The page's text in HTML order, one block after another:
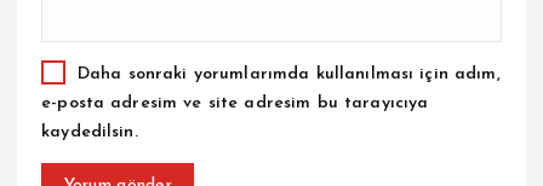
Daha sonraki yorumlarımda kullanılması için adım,
e-posta adresim ve site adresim bu tarayıcıya
kaydedilsin.